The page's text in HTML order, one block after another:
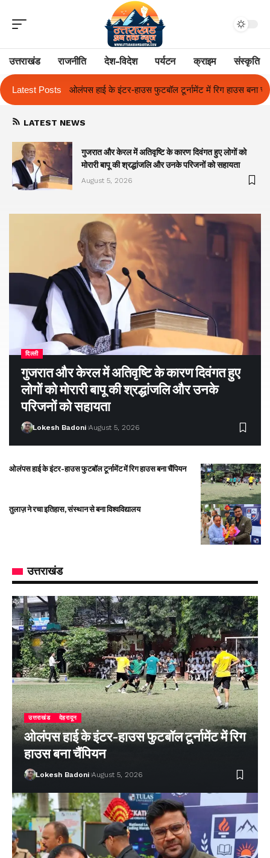
उत्तराखंड राजनीति देश-विदेश पर्यटन क्राइम संस्कृति
Latest Posts
फुटबॉल टूर्नामेंट में रिग हाउस बना चैंपियन तुलाज़ ने रचा इतिहास, संस्थान से
LATEST NEWS
गुजरात और केरल में अतिवृष्टि के कारण दिवंगत हुए लोगों को
मोरारी बापू की श्रद्धांजलि और उनके परिजनों को सहायता
August 5, 2026
दिल्ली
गुजरात और केरल में अतिवृष्टि के कारण दिवंगत हुए
लोगों को मोरारी बापू की श्रद्धांजलि और उनके
परिजनों को सहायता
Lokesh Badoni August 5, 2026
ओलंपस हाई के इंटर-हाउस फुटबॉल टूर्नामेंट में रिग हाउस बना चैंपियन
तुलाज़ ने रचा इतिहास, संस्थान से बना विश्वविद्यालय
उत्तराखंड
उत्तराखंड देहरादून
ओलंपस हाई के इंटर-हाउस फुटबॉल टूर्नामेंट में रिग
हाउस बना चैंपियन
Lokesh Badoni August 5, 2026